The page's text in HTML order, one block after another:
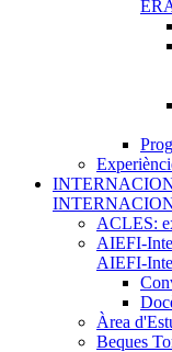
ACLES:
AIEFI-
AIEFI-
Àrea
Beques